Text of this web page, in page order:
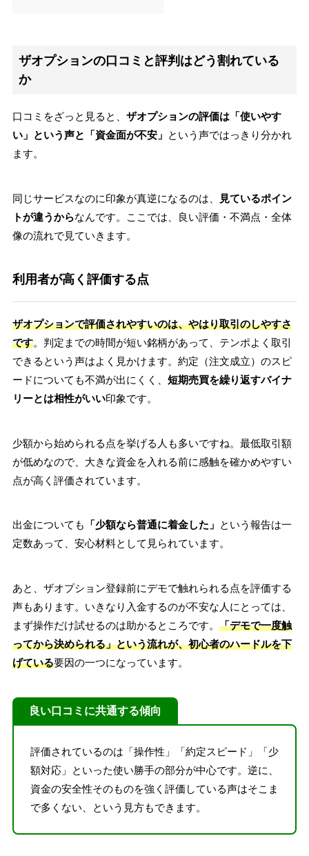
ザオプションの口コミと評判はどう割れている
か
口コミをざっと見ると、 ザオプションの評価は「使いやす
い」という声と「資金面が不安」 という声ではっきり分かれ
ます。
同じサービスなのに印象が真逆になるのは、
見ているポイン
トが違うからなんです。ここでは、良い評価・不満点・全体
像の流れで見ていきます。
利用者が高く評価する点
ザオプションで評価されやすいのは、やはり取引のしやすさ
です。判定までの時間が短い銘柄があって、テンポよく取引
できるという声はよく見かけます。約定（注文成立）のスピ
ードについても不満が出にくく、 短期売買を繰り返すバイナ
リーとは相性がいい印象です。
少額から始められる点を挙げる人も多いですね。最低取引額
が低めなので、大きな資金を入れる前に感触を確かめやすい
点が高く評価されています。
出金についても 「少額なら普通に着金した」 という報告は一
定数あって、安心材料として見られています。
あと、ザオプション登録前にデモで触れられる点を評価する
声もあります。いきなり入金するのが不安な人にとっては、
まず操作だけ試せるのは助かるところです。 「デモで一度触
ってから決められる」という流れが、初心者のハードルを下
げている要因の一つになっています。
良い口コミに共通する傾向
評価されているのは「操作性」「約定スピード」「少
額対応」といった使い勝手の部分が中心です。逆に、
資金の安全性そのものを強く評価している声はそこま
で多くない、という見方もできます。